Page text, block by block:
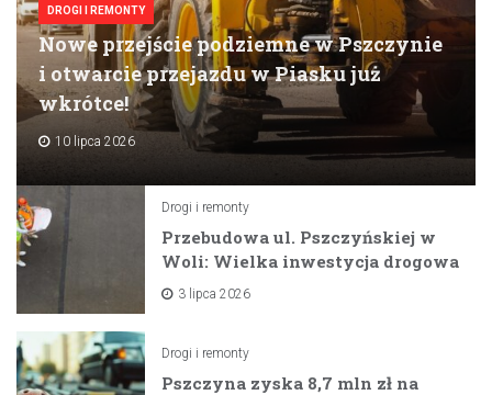
DROGI I REMONTY
Nowe przejście podziemne w Pszczynie
i otwarcie przejazdu w Piasku już
wkrótce!
10 lipca 2026
Drogi i remonty
Przebudowa ul. Pszczyńskiej w
Woli: Wielka inwestycja drogowa
na horyzoncie
3 lipca 2026
Drogi i remonty
Pszczyna zyska 8,7 mln zł na